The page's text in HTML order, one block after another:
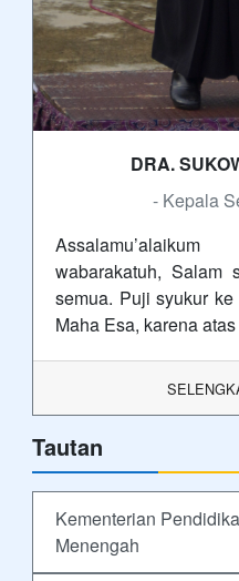
DRA.
- Kepala
wabarakatuh, Salam
semua. Puji syukur
Maha Esa, karena
Tautan
Kementerian
Menengah